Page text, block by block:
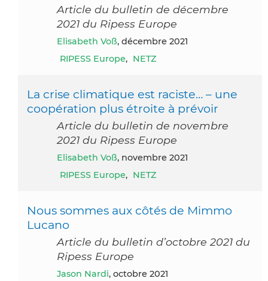
Article du bulletin de décembre
2021 du Ripess Europe
Elisabeth Voß, décembre 2021
RIPESS Europe, NETZ
La crise climatique est raciste… – une
coopération plus étroite à prévoir
Article du bulletin de novembre
2021 du Ripess Europe
Elisabeth Voß, novembre 2021
RIPESS Europe, NETZ
Nous sommes aux côtés de Mimmo
Lucano
Article du bulletin d’octobre 2021 du
Ripess Europe
Jason Nardi, octobre 2021